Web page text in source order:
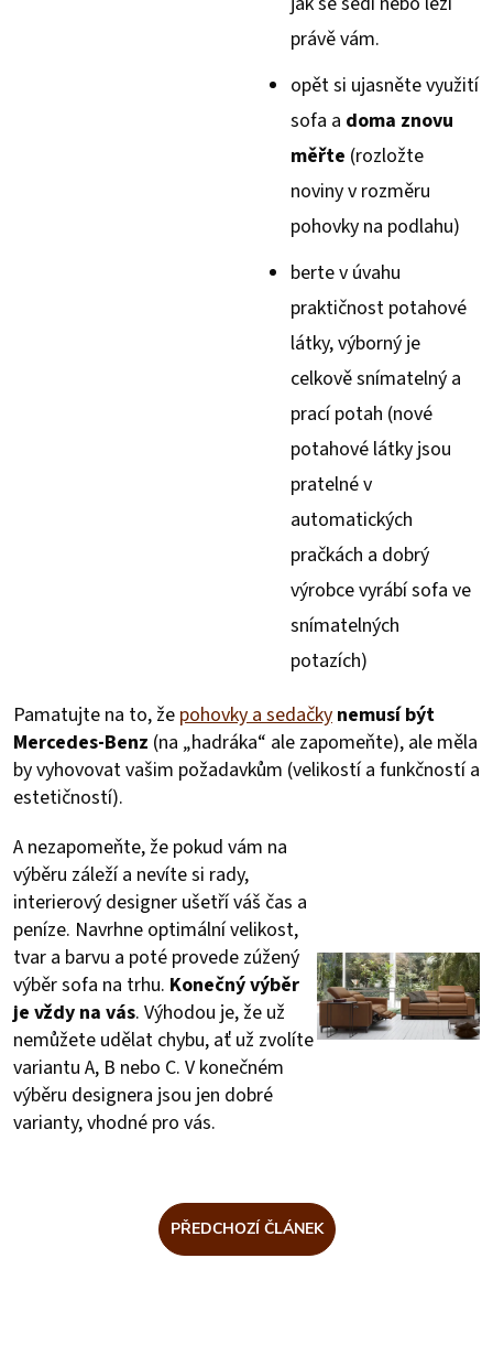
právě vám.
opět si ujasněte využití
sofa a doma znovu
měřte (rozložte
noviny v rozměru
pohovky na podlahu)
berte v úvahu
praktičnost potahové
látky, výborný je
celkově snímatelný a
prací potah (nové
potahové látky jsou
pratelné v
automatických
pračkách a dobrý
výrobce vyrábí sofa ve
snímatelných
potazích)
Pamatujte na to, že pohovky a sedačky nemusí být
Mercedes-Benz (na „hadráka“ ale zapomeňte), ale měla
by vyhovovat vašim požadavkům (velikostí a funkčností a
estetičností).
A nezapomeňte, že pokud vám na
výběru záleží a nevíte si rady,
interierový designer ušetří váš čas a
peníze. Navrhne optimální velikost,
tvar a barvu a poté provede zúžený
výběr sofa na trhu. Konečný výběr
je vždy na vás. Výhodou je, že už
nemůžete udělat chybu, ať už zvolíte
variantu A, B nebo C. V konečném
výběru designera jsou jen dobré
varianty, vhodné pro vás.
PŘEDCHOZÍ ČLÁNEK